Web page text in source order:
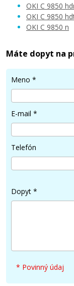
OKI C 9850
OKI C 9850
OKI C 9850 n
Máte dopyt na
Meno *
E-mail *
Telefón
Dopyt *
* Povinný údaj